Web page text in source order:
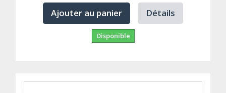
Ajouter au panier Détails
Disponible